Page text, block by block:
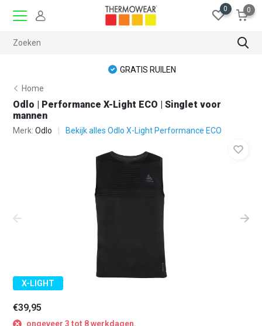
0 0
GRATIS RUILEN
Home
Odlo | Performance X-Light ECO | Singlet voor
mannen
Merk:Odlo Bekijk alles Odlo X-Light Performance ECO
X-LIGHT
€39,95
ongeveer 3 tot 8 werkdagen.